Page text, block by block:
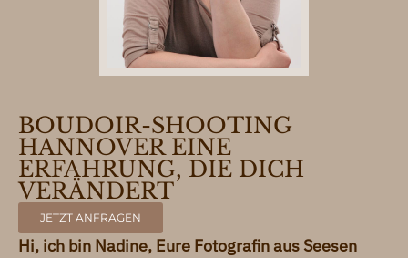
BOUDOIR-SHOOTING
HANNOVER EINE
ERFAHRUNG, DIE DICH
VERÄNDERT
JETZT ANFRAGEN
Hi, ich bin Nadine, Eure Fotografin aus Seesen